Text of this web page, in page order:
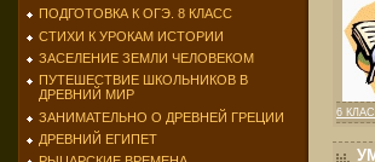
ПОДГОТОВКА К ОГЭ. 8 КЛАСС
СТИХИ К УРОКАМ ИСТОРИИ
ЗАСЕЛЕНИЕ ЗЕМЛИ ЧЕЛОВЕКОМ
ПУТЕШЕСТВИЕ ШКОЛЬНИКОВ В
ДРЕВНИЙ МИР
ЗАНИМАТЕЛЬНО О ДРЕВНЕЙ ГРЕЦИИ
ДРЕВНИЙ ЕГИПЕТ
6